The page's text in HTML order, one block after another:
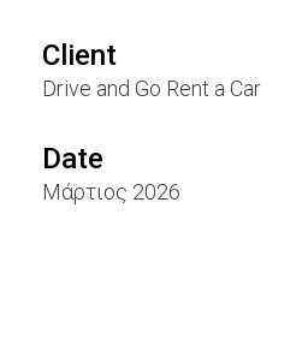
Client
Drive and Go Rent a Car
Date
Mάρτιος 2026